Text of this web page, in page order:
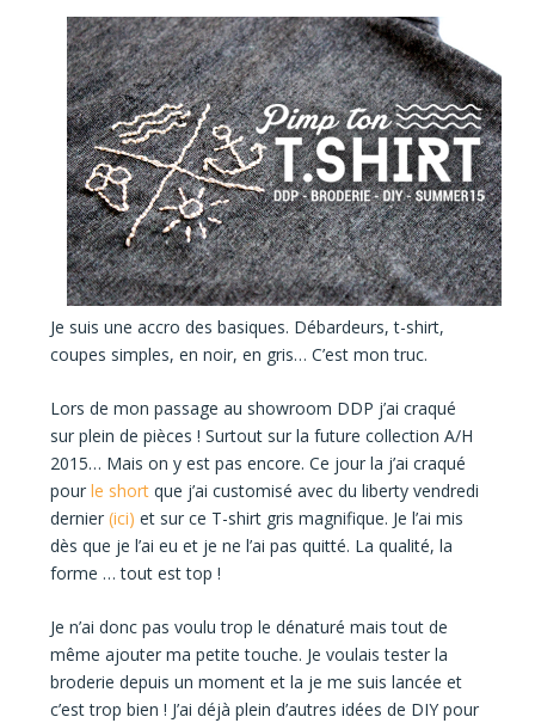
Je suis uneaccro des basiques. Débardeurs, t-shirt,
coupes simples, en noir, en gris… C’est mon truc.
Lors de mon passage au showroom DDP j’ai craqué
sur plein de pièces ! Surtout sur la future collection A/H
2015… Mais on y est pas encore. Ce jour la j’ai craqué
pourle short que j’ai customisé avec du liberty vendredi
dernier (ici) et sur ce T-shirt gris magnifique. Je l’ai mis
dès que je l’ai eu et je ne l’ai pas quitté. La qualité, la
forme … tout est top !
Je n’ai donc pas voulu trop le dénaturé mais tout de
mêmeajouter ma petite touche. Je voulais tester la
broderiedepuis un moment et la je me suis lancée et
c’est trop bien ! J’ai déjà plein d’autres idées de DIY pour